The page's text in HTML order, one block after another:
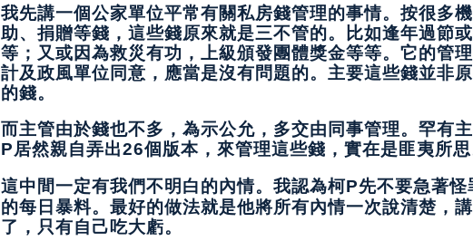
我先講一個公家單位平常有關私房錢管理的事情。按很多
助、捐贈等錢，這些錢原來就是三不管的。比如逢年過節
等；又或因為救災有功，上級頒發團體獎金等等。它的管
計及政風單位同意，應當是沒有問題的。主要這些錢並非
的錢。
而主管由於錢也不多，為示公允，多交由同事管理。罕有
P居然親自弄出26個版本，來管理這些錢，實在是匪夷所思
這中間一定有我們不明白的內情。我認為柯P先不要急著
的每日暴料。最好的做法就是他將所有內情一次說清楚，
了，只有自己吃大虧。